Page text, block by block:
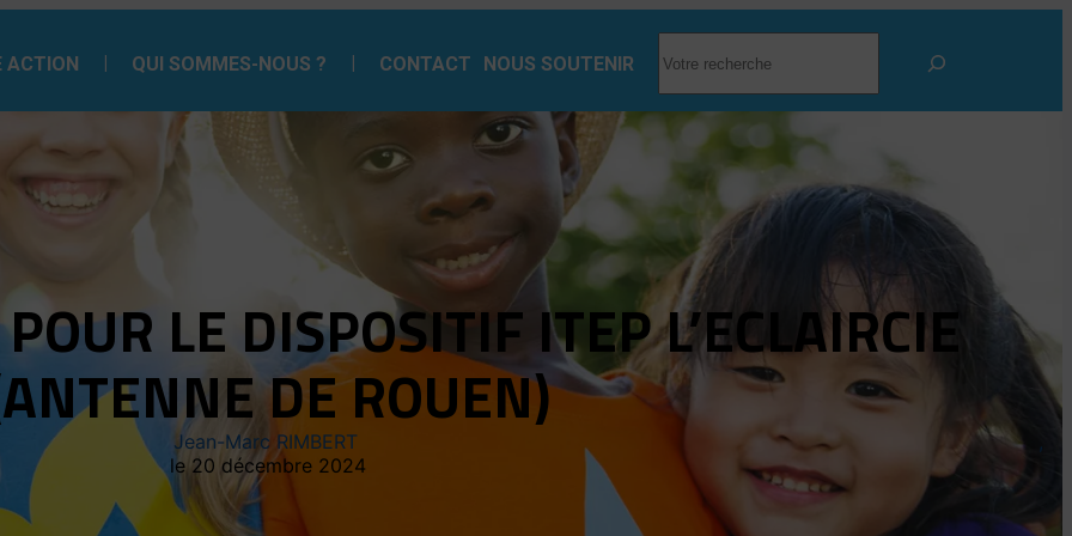
ACTION QUI SOMMES-NOUS ? CONTACT NOUS SOUTENIR
LE DISPOSITIF ITEP L’ECLAIRCIE
DE ROUEN)
Jean-Marc RIMBERT
20 décembre 2024